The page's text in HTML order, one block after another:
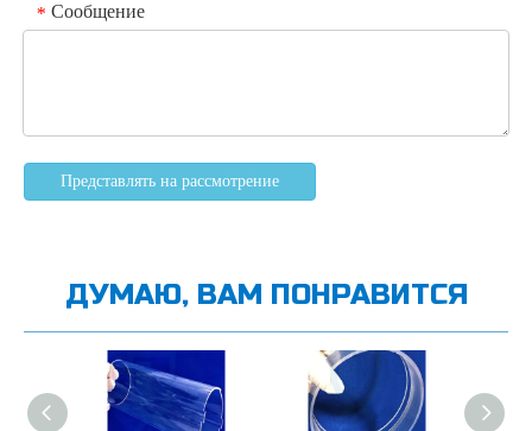
* Сообщение
Представлять на рассмотрение
ДУМАЮ, ВАМ ПОНРАВИТСЯ